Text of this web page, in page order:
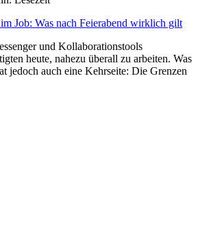
Job: Was nach Feierabend wirklich gilt
und Kollaborationstools
heute, nahezu überall zu arbeiten. Was
jedoch auch eine Kehrseite: Die Grenzen